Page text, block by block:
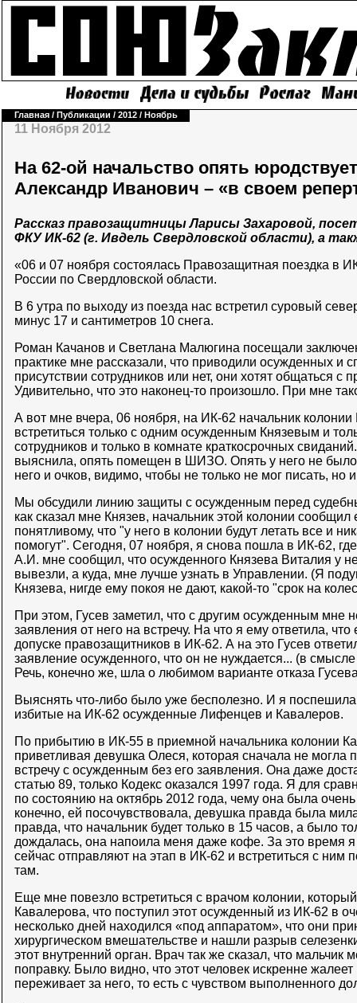
Главная / Публикации / 2012 / Ноябрь
11 Ноября 2012
На 62-ой начальство опять
Александр Иванович – «в своем
Рассказ правозащитницы Ларисы Захаровой,
ФКУ ИК-62 (г. Ивдель Свердловской области), а
«06 и 07 ноября состоялась Правозащитная поездка
России по Свердловской области.
В 6 утра по выходу из поезда нас встретил суровый
минус 17 и сантиметров 10 снега.
Роман Качанов и Светлана Малюгина посещали
практике мне рассказали, что приводили осужденных и
присутствии сотрудников или нет, они хотят общаться с
Удивительно, что это наконец-то произошло. При мне
А вот мне вчера, 06 ноября, на ИК-62 начальник
встретиться только с одним осужденным Князевым и
сотрудников и только в комнате краткосрочных
выяснила, опять помещен в ШИЗО. Опять у него не
него и очков, видимо, чтобы не только не мог писать, но и
Мы обсудили линию защиты с осужденным перед
как сказал мне Князев, начальник этой колонии сообщил
понятливому, что "у него в колонии будут летать все и
помогут". Сегодня, 07 ноября, я снова пошла в ИК-62,
А.И. мне сообщил, что осужденного Князева Виталия у
вывезли, а куда, мне лучше узнать в Управлении. (Я
Князева, нигде ему покоя не дают, какой-то "срок на
При этом, Гусев заметил, что с другим осужденным мне
заявления от него на встречу. На что я ему ответила,
допуске правозащитников в ИК-62. А на это Гусев
заявление осужденного, что он не нуждается... (в
Речь, конечно же, шла о любимом варианте отказа
Выяснять что-либо было уже бесполезно. И я
избитые на ИК-62 осужденные Лифенцев и Кавалеров.
По прибытию в ИК-55 в приемной начальника колонии
приветливая девушка Олеся, которая сначала не могла
встречу с осужденным без его заявления. Она даже
статью 89, только Кодекс оказался 1997 года. Я для
по состоянию на октябрь 2012 года, чему она была
конечно, ей посочувствовала, девушка правда была
правда, что начальник будет только в 15 часов, а было
дождалась, она напоила меня даже кофе. За это время
сейчас отправляют на этап в ИК-62 и встретиться с ним
там.
Еще мне повезло встретиться с врачом колонии,
Кавалерова, что поступил этот осужденный из ИК-62 в
несколько дней находился «под аппаратом», что они
хирургическом вмешательстве и нашли разрыв
этот внутренний орган. Врач так же сказал, что
поправку. Было видно, что этот человек искренне
переживает за него, то есть с чувством выполненного